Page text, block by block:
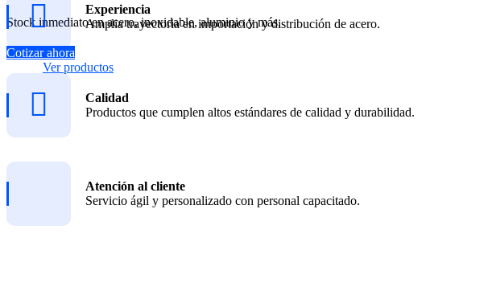
Stock inmediato en acero, inoxidable, aluminio y más.
Cotizar ahora
Ver productos
Experiencia
Amplia trayectoria en importación y distribución de acero.
Calidad
Productos que cumplen altos estándares de calidad y durabilidad.
Atención al cliente
Servicio ágil y personalizado con personal capacitado.